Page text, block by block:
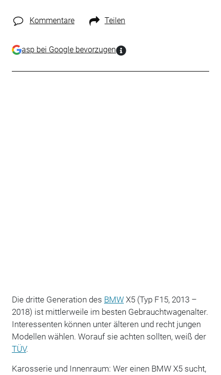
Kommentare Teilen
asp bei Google bevorzugen
Die dritte Generation des BMWX5 (Typ F15, 2013 –
2018) ist mittlerweile im besten Gebrauchtwagenalter.
Interessenten können unter älteren und recht jungen
Modellen wählen. Worauf sie achten sollten, weiß der
TÜV.
Karosserie und Innenraum: Wer einen BMW X5 sucht,